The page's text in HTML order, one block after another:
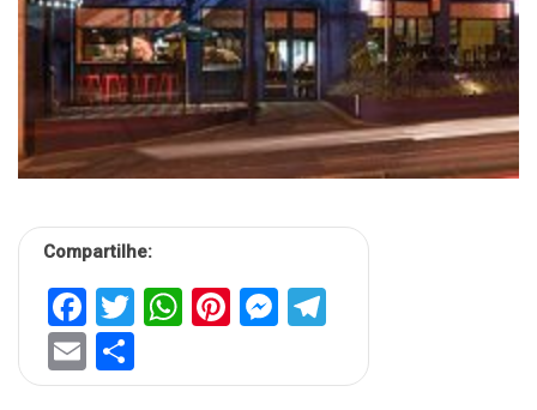
Compartilhe:
Facebook
Twitter
WhatsApp
Pinterest
Messenger
Email